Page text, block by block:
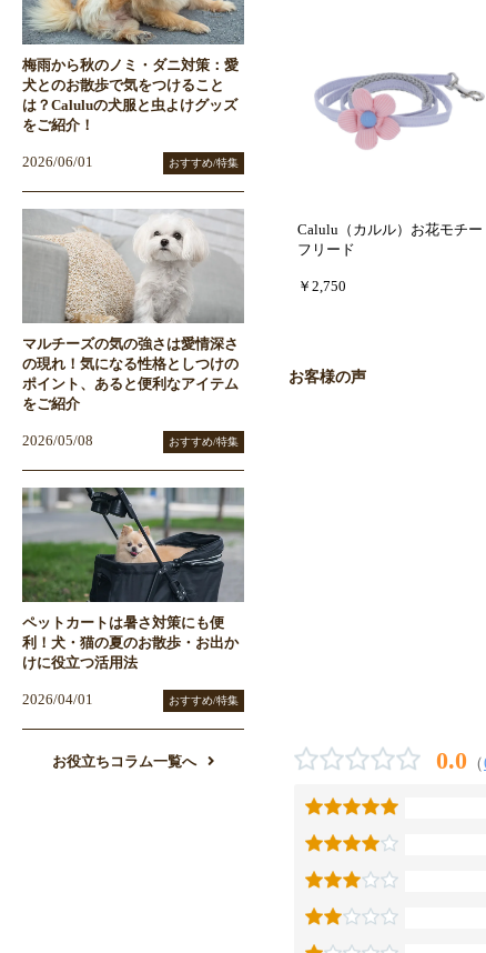
Calulu（カルル）お花モチー
フリード
￥2,750
お客様の声
0.0 （
梅雨から秋のノミ・ダニ対策：愛
犬とのお散歩で気をつけること
は？Caluluの犬服と虫よけグッズ
をご紹介！
2026/06/01 おすすめ/特集
マルチーズの気の強さは愛情深さ
の現れ！気になる性格としつけの
ポイント、あると便利なアイテム
をご紹介
2026/05/08 おすすめ/特集
ペットカートは暑さ対策にも便
利！犬・猫の夏のお散歩・お出か
けに役立つ活用法
2026/04/01 おすすめ/特集
お役立ちコラム一覧へ